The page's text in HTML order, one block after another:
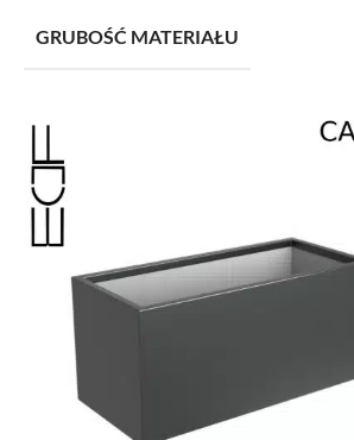
GRUBOŚĆ MATERIAŁU